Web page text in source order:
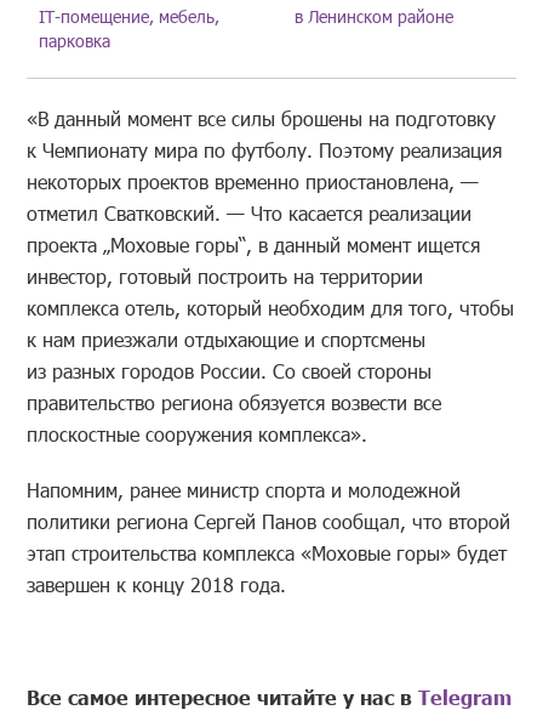
IT-помещение, мебель,
парковка
в Ленинском районе
«В данный момент все силы брошены на подготовку
к Чемпионату мира по футболу. Поэтому реализация
некоторых проектов временно приостановлена, —
отметил Сватковский. — Что касается реализации
проекта „Моховые горы“, в данный момент ищется
инвестор, готовый построить на территории
комплекса отель, который необходим для того, чтобы
к нам приезжали отдыхающие и спортсмены
из разных городов России. Со своей стороны
правительство региона обязуется возвести все
плоскостные сооружения комплекса».
Напомним, ранее министр спорта и молодежной
политики региона Сергей Панов сообщал, что второй
этап строительства комплекса «Моховые горы» будет
завершен к концу 2018 года.
Все самое интересное читайте у нас вTelegram